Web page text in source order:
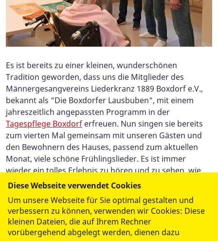
Es ist bereits zu einer kleinen, wunderschönen
Tradition geworden, dass uns die Mitglieder des
Männergesangvereins Liederkranz 1889 Boxdorf e.V.,
bekannt als "Die Boxdorfer Lausbuben", mit einem
jahreszeitlich angepassten Programm in der
Tagespflege Boxdorf erfreuen. Nun singen sie bereits
zum vierten Mal gemeinsam mit unseren Gästen und
den Bewohnern des Hauses, passend zum aktuellen
Monat, viele schöne Frühlingslieder. Es ist immer
wieder ein tolles Erlebnis zu hören und zu sehen, wie
unsere Seniorinnen und Senioren mit viel Freude und
Diese Webseite verwendet Cookies
Um unsere Webseite für Sie optimal gestalten und
verbessern zu können, verwenden wir Cookies: Diese
kleinen Dateien, die auf Ihrem Rechner
vorübergehend abgelegt werden, dienen dazu